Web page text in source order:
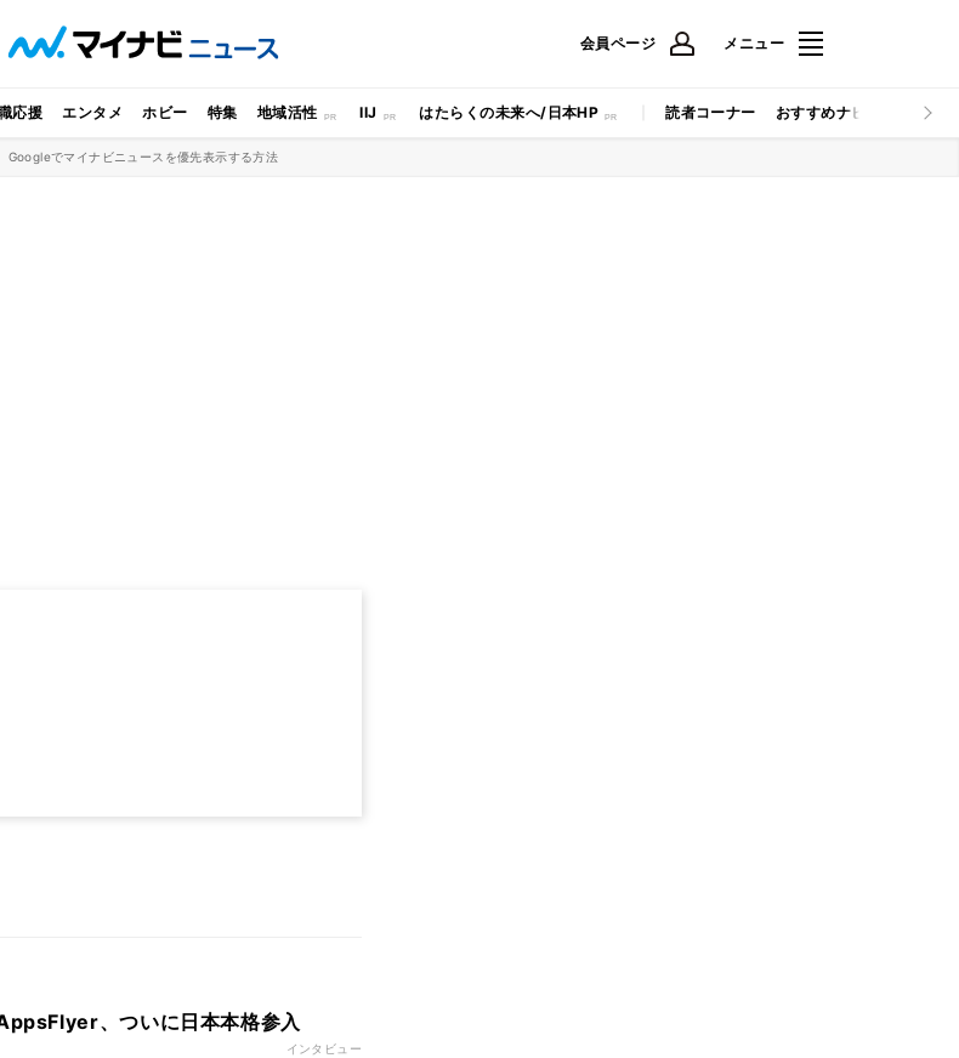
会員ページ メニュー
応援 エンタメ ホビー 特集 地域活性 IIJ はたらくの未来へ/日本HP 読者コーナー おすすめナビ マイナビ
Googleでマイナビニュースを優先表示する方法
、ついに日本本格参入
インタビュー